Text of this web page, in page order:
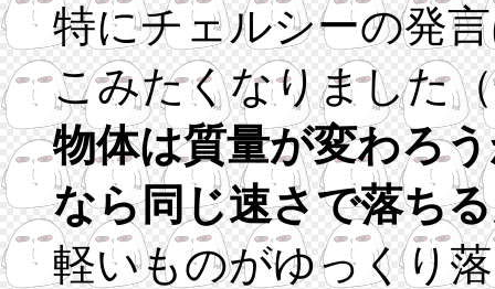
特にチェルシーの発
こみたくなりました
物体は質量が変わろ
なら同じ速さで落ち
軽いものがゆっくり